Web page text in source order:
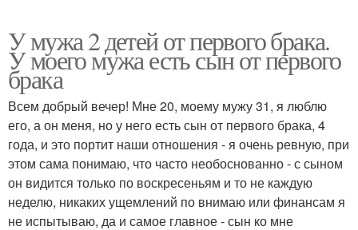
У мужа 2 детей от первого брака.
У моего мужа есть сын от первого
брака
Всем добрый вечер! Мне 20, моему мужу 31, я люблю
его, а он меня, но у него есть сын от первого брака, 4
года, и это портит наши отношения - я очень ревную, при
этом сама понимаю, что часто необоснованно - с сыном
он видится только по воскресеньям и то не каждую
неделю, никаких ущемлений по внимаю или финансам я
не испытываю, да и самое главное - сын ко мне